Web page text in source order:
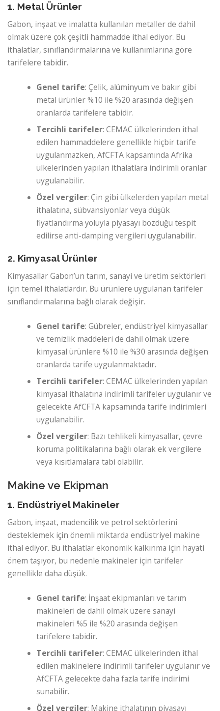
1. Metal Ürünler
Gabon, inşaat ve imalatta kullanılan metaller de dahil
olmak üzere çok çeşitli hammadde ithal ediyor. Bu
ithalatlar, sınıflandırmalarına ve kullanımlarına göre
tarifelere tabidir.
Genel tarife: Çelik, alüminyum ve bakır gibi
metal ürünler %10 ile %20 arasında değişen
oranlarda tarifelere tabidir.
Tercihli tarifeler: CEMAC ülkelerinden ithal
edilen hammaddelere genellikle hiçbir tarife
uygulanmazken, AfCFTA kapsamında Afrika
ülkelerinden yapılan ithalatlara indirimli oranlar
uygulanabilir.
Özel vergiler: Çin gibi ülkelerden yapılan metal
ithalatına, sübvansiyonlar veya düşük
fiyatlandırma yoluyla piyasayı bozduğu tespit
edilirse anti-damping vergileri uygulanabilir.
2. Kimyasal Ürünler
Kimyasallar Gabon’un tarım, sanayi ve üretim sektörleri
için temel ithalatlardır. Bu ürünlere uygulanan tarifeler
sınıflandırmalarına bağlı olarak değişir.
Genel tarife: Gübreler, endüstriyel kimyasallar
ve temizlik maddeleri de dahil olmak üzere
kimyasal ürünlere %10 ile %30 arasında değişen
oranlarda tarife uygulanmaktadır.
Tercihli tarifeler: CEMAC ülkelerinden yapılan
kimyasal ithalatına indirimli tarifeler uygulanır ve
gelecekte AfCFTA kapsamında tarife indirimleri
uygulanabilir.
Özel vergiler: Bazı tehlikeli kimyasallar, çevre
koruma politikalarına bağlı olarak ek vergilere
veya kısıtlamalara tabi olabilir.
Makine ve Ekipman
1. Endüstriyel Makineler
Gabon, inşaat, madencilik ve petrol sektörlerini
desteklemek için önemli miktarda endüstriyel makine
ithal ediyor. Bu ithalatlar ekonomik kalkınma için hayati
önem taşıyor, bu nedenle makineler için tarifeler
genellikle daha düşük.
Genel tarife: İnşaat ekipmanları ve tarım
makineleri de dahil olmak üzere sanayi
makineleri %5 ile %20 arasında değişen
tarifelere tabidir.
Tercihli tarifeler: CEMAC ülkelerinden ithal
edilen makinelere indirimli tarifeler uygulanır ve
AfCFTA gelecekte daha fazla tarife indirimi
sunabilir.
Özel vergiler: Makine ithalatının piyasayı